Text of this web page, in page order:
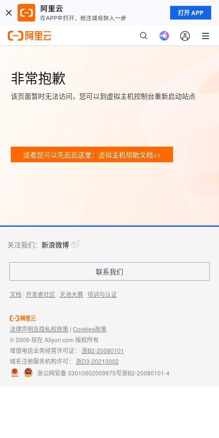
打开 APP
非常抱歉
该页面暂时无法访问，您可以到虚拟主机控制台重新启动站点
或者您可以先逛逛这里：虚拟主机帮助文档>>